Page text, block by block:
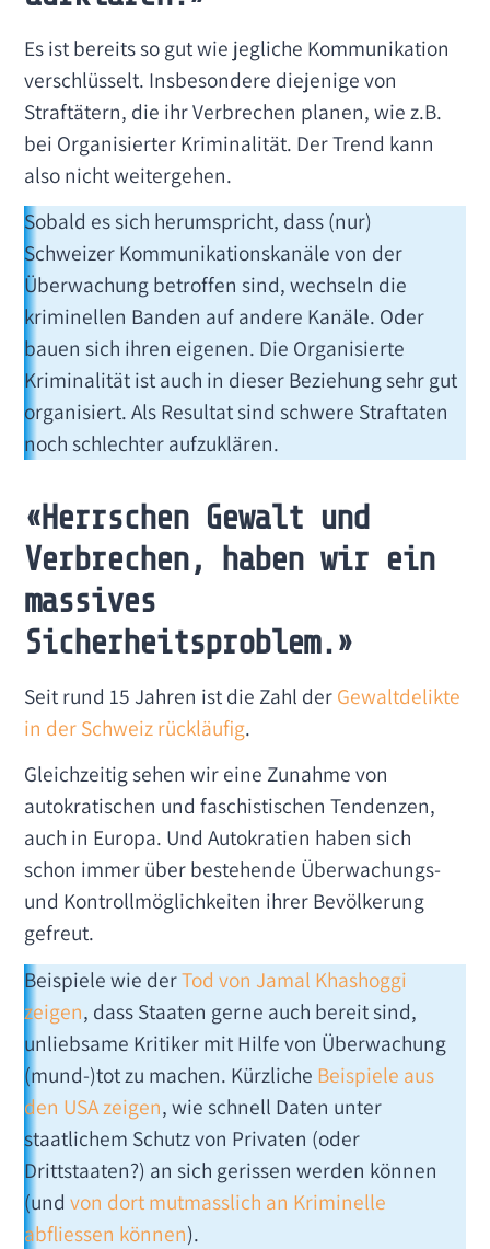
Es ist bereits so gut wie jegliche Kommunikation
verschlüsselt. Insbesondere diejenige von
Straftätern, die ihr Verbrechen planen, wie z.B.
bei Organisierter Kriminalität. Der Trend kann
also nicht weitergehen.
Sobald es sich herumspricht, dass (nur)
Schweizer Kommunikationskanäle von der
Überwachung betroffen sind, wechseln die
kriminellen Banden auf andere Kanäle. Oder
bauen sich ihren eigenen. Die Organisierte
Kriminalität ist auch in dieser Beziehung sehr gut
organisiert. Als Resultat sind schwere Straftaten
noch schlechter aufzuklären.
«Herrschen Gewalt und
Verbrechen, haben wir ein
massives
Sicherheitsproblem.»
Seit rund 15 Jahren ist die Zahl derGewaltdelikte
in der Schweiz rückläufig.
Gleichzeitig sehen wir eine Zunahme von
autokratischen und faschistischen Tendenzen,
auch in Europa. Und Autokratien haben sich
schon immer über bestehende Überwachungs-
und Kontrollmöglichkeiten ihrer Bevölkerung
gefreut.
Beispiele wie derTod von Jamal Khashoggi
zeigen, dass Staaten gerne auch bereit sind,
unliebsame Kritiker mit Hilfe von Überwachung
(mund-)tot zu machen. Kürzliche Beispiele aus
den USA zeigen, wie schnell Daten unter
staatlichem Schutz von Privaten (oder
Drittstaaten?) an sich gerissen werden können
(undvon dort mutmasslich an Kriminelle
abfliessen können).